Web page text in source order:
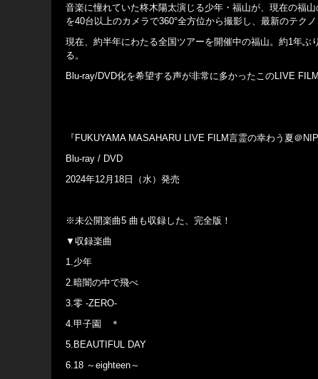
音楽に憧れていた柊木陽太演じる少年・福山が、現在の福
を40台以上のカメラで360°全方位から撮影し、最新のテク
現在、約半年にわたる全国ツアーを開催中の福山。約1年
る。
Blu-ray/DVD化を希望する声が非常に多かったこのLIVE
『FUKUYAMA MASAHARU LIVE FILM言霊の幸わう夏＠
Blu-ray / DVD
2024年12月18日（水）発売
※未公開楽曲5 曲も収録した、完全版！
▼収録楽曲
1.少年
2.暗闇の中で飛べ
3.零 -ZERO-
4.甲子園 ＊
5.BEAUTIFUL DAY
6.18 ～eighteen～